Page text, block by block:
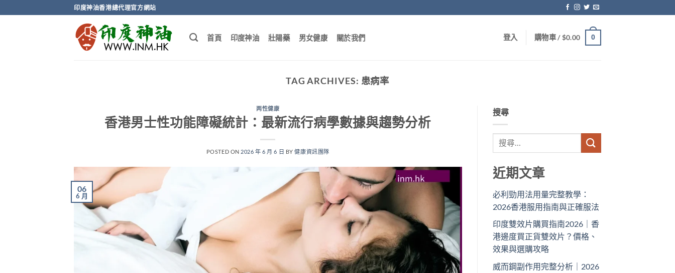
to
印度神油香港總代理官方網站
首頁 印度神油 壯陽藥 男女健康 關於我們 登入 購物車 /$0.00 0
TAG ARCHIVES: 患病率
两性健康
香港男士性功能障礙統計：最新流行病學數據與趨勢分析
POSTED ON 2026 年 6 月 6 日 BY健康資訊團隊
06
6 月
搜尋
近期文章
必利勁用法用量完整教學：
2026香港服用指南與正確服法
印度雙效片購買指南2026｜香
港邊度買正貨雙效片？價格、
效果與選購攻略
威而鋼副作用完整分析｜2026